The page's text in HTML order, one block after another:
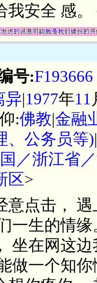
我安全 感
号:F193666
异|1977年11
:佛教|金融
、公务员等)
／浙江省
区>
意点击，
一生的情
坐在网这
做一个知